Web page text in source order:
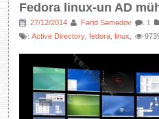
Fedora linux-un AD
: 27/12/2014 : Fərid Səmədov : 1
: Active Directory fedora linux